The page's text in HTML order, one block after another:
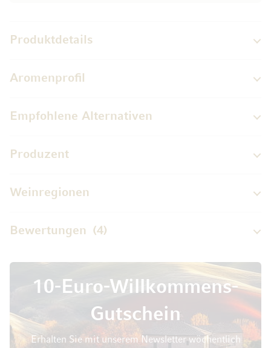
Produktdetails
Aromenprofil
Empfohlene Alternativen
Produzent
Weinregionen
Bewertungen 4
10-Euro-Willkommens-
Gutschein
Erhalten Sie mit unserem Newsletter wöchentlich